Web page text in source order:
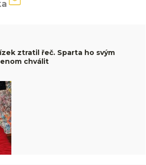
ztratil řeč. Sparta ho svým
chválit